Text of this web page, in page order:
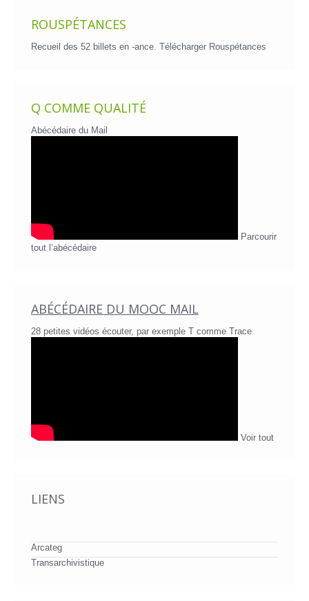
ROUSPÉTANCES
Recueil des 52 billets en -ance. Télécharger Rouspétances
Q COMME QUALITÉ
Abécédaire du Mail
Parcourir
tout l’abécédaire
ABÉCÉDAIRE DU MOOC MAIL
28 petites vidéos écouter, par exemple T comme Trace
Voir tout
LIENS
Arcateg
Transarchivistique